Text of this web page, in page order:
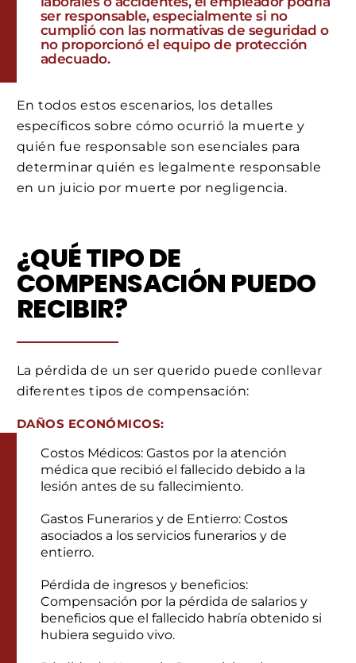
ser responsable, especialmente si no
cumplió con las normativas de seguridad o
no proporcionó el equipo de protección
adecuado.
En todos estos escenarios, los detalles
específicos sobre cómo ocurrió la muerte y
quién fue responsable son esenciales para
determinar quién es legalmente responsable
en un juicio por muerte por negligencia.
¿QUÉ TIPO DE
COMPENSACIÓN PUEDO
RECIBIR?
La pérdida de un ser querido puede conllevar
diferentes tipos de compensación:
DAÑOS ECONÓMICOS:
Costos Médicos: Gastos por la atención
médica que recibió el fallecido debido a la
lesión antes de su fallecimiento.
Gastos Funerarios y de Entierro: Costos
asociados a los servicios funerarios y de
entierro.
Pérdida de ingresos y beneficios:
Compensación por la pérdida de salarios y
beneficios que el fallecido habría obtenido si
hubiera seguido vivo.